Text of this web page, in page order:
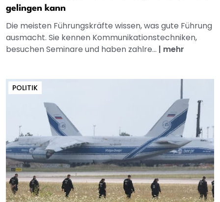
gelingen kann
Die meisten Führungskräfte wissen, was gute Führung
ausmacht. Sie kennen Kommunikationstechniken,
besuchen Seminare und haben zahlre... | mehr
POLITIK